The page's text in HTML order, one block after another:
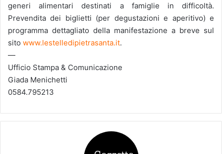
generi alimentari destinati a famiglie in difficoltà.
Prevendita dei biglietti (per degustazioni e aperitivo) e
programma dettagliato della manifestazione a breve sul
sito www.lestelledipietrasanta.it.
—
Ufficio Stampa & Comunicazione
Giada Menichetti
0584.795213